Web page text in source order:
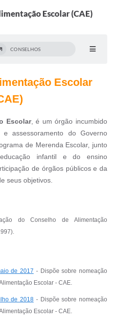
Escolar (CAE)
CONSELHOS
Escolar
Escolar, é um órgão incumbido
e assessoramento do Governo
de Merenda Escolar, junto
infantil e do ensino
de órgãos públicos e da
seus objetivos.
do Conselho de Alimentação
de 2017 - Dispõe sobre nomeação
Escolar - CAE.
de 2018 - Dispõe sobre nomeação
Escolar - CAE.